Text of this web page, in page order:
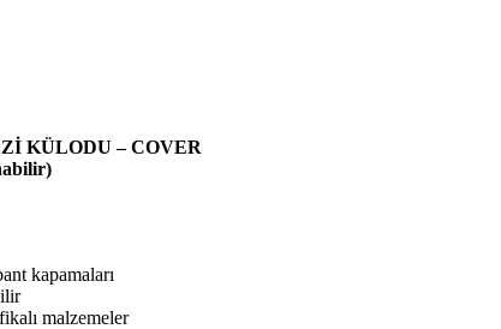
KÜLODU – COVER
kapamaları
malzemeler